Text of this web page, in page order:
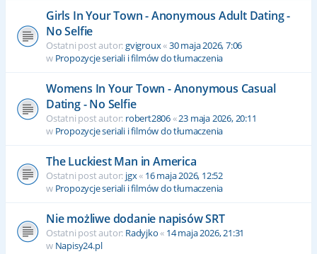
Girls In Your Town - Anonymous Adult Dating -
No Selfie
Ostatni post autor:gvigroux«30 maja 2026, 7:06
w Propozycje seriali i filmów do tłumaczenia
Womens In Your Town - Anonymous Casual
Dating - No Selfie
Ostatni post autor: robert2806«23 maja 2026, 20:11
w Propozycje seriali i filmów do tłumaczenia
The Luckiest Man in America
Ostatni post autor: jgx« 16 maja 2026, 12:52
w Propozycje seriali i filmów do tłumaczenia
Nie możliwe dodanie napisów SRT
Ostatni post autor: Radyjko« 14 maja 2026, 21:31
w Napisy24.pl